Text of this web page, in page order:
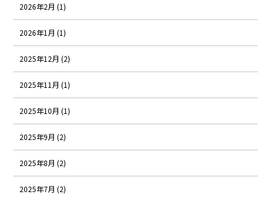
2026年2月 (1)
2026年1月 (1)
2025年12月 (2)
2025年11月 (1)
2025年10月 (1)
2025年9月 (2)
2025年8月 (2)
2025年7月 (2)